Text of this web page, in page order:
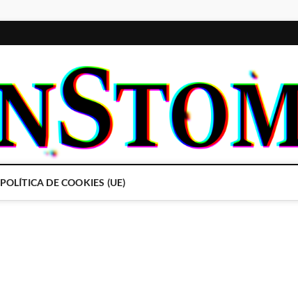
POLÍTICA DE COOKIES (UE)